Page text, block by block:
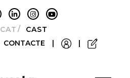
CATALÀCASTELLANO
CONTACTE | |